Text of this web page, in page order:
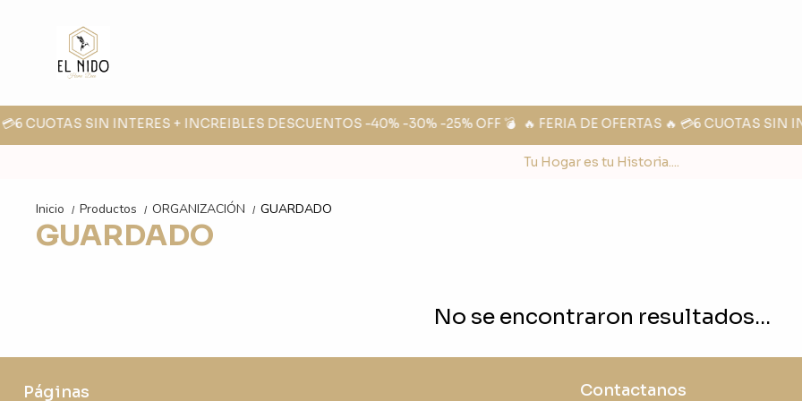
CUOTAS SIN INTERES + INCREIBLES DESCUENTOS -40% -30% -25% OFF 💣 🔥 FERIA DE OFERTAS 🔥 💳6 CUOTAS SIN
Tu Hogar es tu Historia....
Inicio / Productos / ORGANIZACIÓN / GUARDADO
GUARDADO
No se encontraron resultados...
Páginas Contactanos